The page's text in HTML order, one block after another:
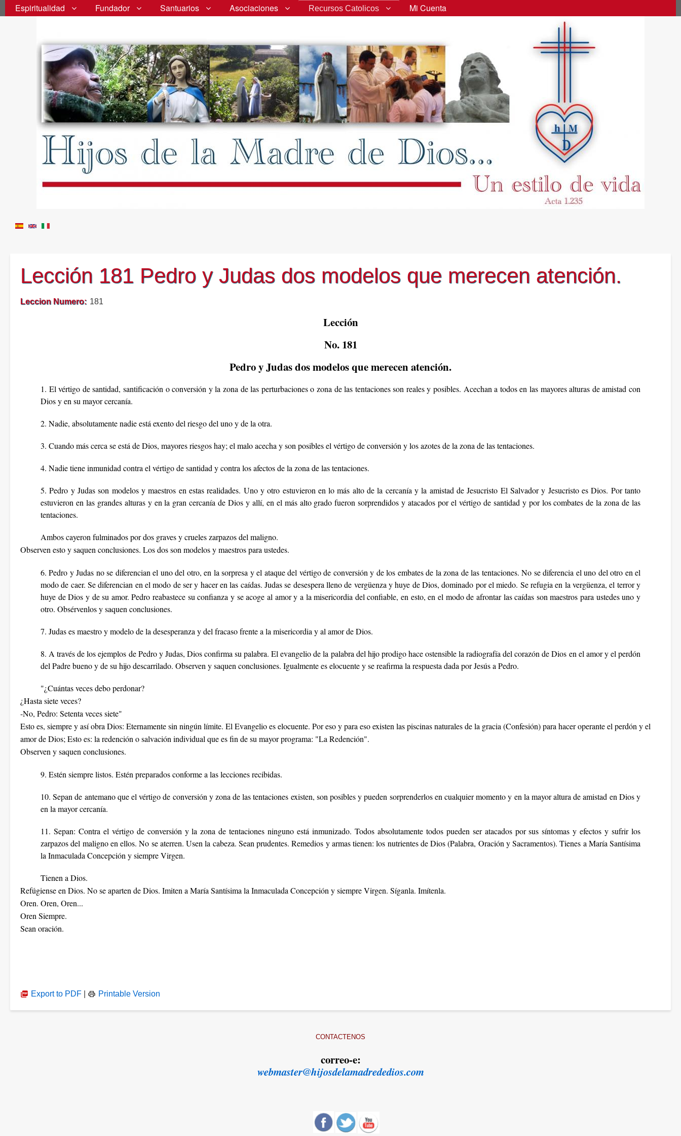
Espiritualidad Fundador Santuarios Asociaciones Recursos Catolicos Mi Cuenta
Lección 181 Pedro y Judas dos modelos que merecen atención.
Leccion Numero 181
Lección
No. 181
Pedro y Judas dos modelos que merecen atención.
1. El vértigo de santidad, santificación o conversión y la zona de las perturbaciones o zona de las tentaciones son reales y posibles. Acechan a todos en las mayores alturas de amistad con
Dios y en su mayor cercanía.
2. Nadie, absolutamente nadie está exento del riesgo del uno y de la otra.
3. Cuando más cerca se está de Dios, mayores riesgos hay; el malo acecha y son posibles el vértigo de conversión y los azotes de la zona de las tentaciones.
4. Nadie tiene inmunidad contra el vértigo de santidad y contra los afectos de la zona de las tentaciones.
5. Pedro y Judas son modelos y maestros en estas realidades. Uno y otro estuvieron en lo más alto de la cercanía y la amistad de Jesucristo El Salvador y Jesucristo es Dios. Por tanto
estuvieron en las grandes alturas y en la gran cercanía de Dios y allí, en el más alto grado fueron sorprendidos y atacados por el vértigo de santidad y por los combates de la zona de las
tentaciones.
Ambos cayeron fulminados por dos graves y crueles zarpazos del maligno.
Observen esto y saquen conclusiones. Los dos son modelos y maestros para ustedes.
6. Pedro y Judas no se diferencian el uno del otro, en la sorpresa y el ataque del vértigo de conversión y de los embates de la zona de las tentaciones. No se diferencia el uno del otro en el
modo de caer. Se diferencian en el modo de ser y hacer en las caídas. Judas se desespera lleno de vergüenza y huye de Dios, dominado por el miedo. Se refugia en la vergüenza, el terror y
huye de Dios y de su amor. Pedro reabastece su confianza y se acoge al amor y a la misericordia del confiable, en esto, en el modo de afrontar las caídas son maestros para ustedes uno y
otro. Obsérvenlos y saquen conclusiones.
7. Judas es maestro y modelo de la desesperanza y del fracaso frente a la misericordia y al amor de Dios.
8. A través de los ejemplos de Pedro y Judas, Dios confirma su palabra. El evangelio de la palabra del hijo prodigo hace ostensible la radiografía del corazón de Dios en el amor y el perdón
del Padre bueno y de su hijo descarrilado. Observen y saquen conclusiones. Igualmente es elocuente y se reafirma la respuesta dada por Jesús a Pedro.
"¿Cuántas veces debo perdonar?
¿Hasta siete veces?
-No, Pedro: Setenta veces siete"
Esto es, siempre y así obra Dios: Eternamente sin ningún límite. El Evangelio es elocuente. Por eso y para eso existen las piscinas naturales de la gracia (Confesión) para hacer operante el perdón y el
amor de Dios; Esto es: la redención o salvación individual que es fin de su mayor programa: "La Redención".
Observen y saquen conclusiones.
9. Estén siempre listos. Estén preparados conforme a las lecciones recibidas.
10. Sepan de antemano que el vértigo de conversión y zona de las tentaciones existen, son posibles y pueden sorprenderlos en cualquier momento y en la mayor altura de amistad en Dios y
en la mayor cercanía.
11. Sepan: Contra el vértigo de conversión y la zona de tentaciones ninguno está inmunizado. Todos absolutamente todos pueden ser atacados por sus síntomas y efectos y sufrir los
zarpazos del maligno en ellos. No se aterren. Usen la cabeza. Sean prudentes. Remedios y armas tienen: los nutrientes de Dios (Palabra, Oración y Sacramentos). Tienes a María Santísima
la Inmaculada Concepción y siempre Virgen.
Tienen a Dios.
Refúgiense en Dios. No se aparten de Dios. Imiten a María Santísima la Inmaculada Concepción y siempre Virgen. Síganla. Imítenla.
Oren. Oren, Oren...
Oren Siempre.
Sean oración.
Export to PDF Printable Version
CONTACTENOS
correo-e:
webmaster@hijosdelamadrededios.com